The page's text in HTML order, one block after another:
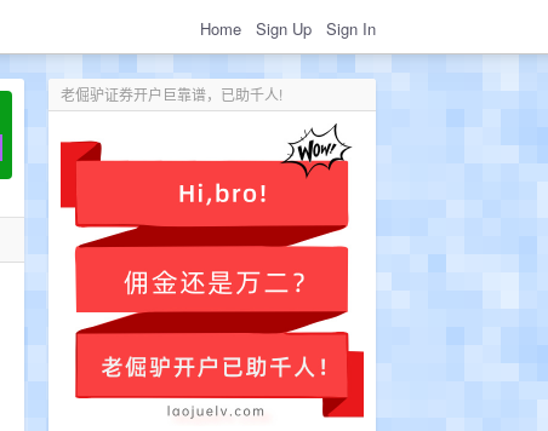
Home Sign Up Sign In
老倔驴证券开户巨靠谱，已助千人!